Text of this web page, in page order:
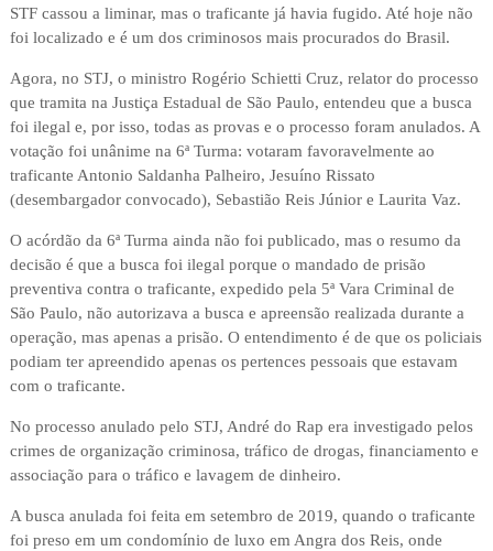
STF cassou a liminar, mas o traficante já havia fugido. Até hoje não
foi localizado e é um dos criminosos mais procurados do Brasil.
Agora, no STJ, o ministro Rogério Schietti Cruz, relator do processo
que tramita na Justiça Estadual de São Paulo, entendeu que a busca
foi ilegal e, por isso, todas as provas e o processo foram anulados. A
votação foi unânime na 6ª Turma: votaram favoravelmente ao
traficante Antonio Saldanha Palheiro, Jesuíno Rissato
(desembargador convocado), Sebastião Reis Júnior e Laurita Vaz.
O acórdão da 6ª Turma ainda não foi publicado, mas o resumo da
decisão é que a busca foi ilegal porque o mandado de prisão
preventiva contra o traficante, expedido pela 5ª Vara Criminal de
São Paulo, não autorizava a busca e apreensão realizada durante a
operação, mas apenas a prisão. O entendimento é de que os policiais
podiam ter apreendido apenas os pertences pessoais que estavam
com o traficante.
No processo anulado pelo STJ, André do Rap era investigado pelos
crimes de organização criminosa, tráfico de drogas, financiamento e
associação para o tráfico e lavagem de dinheiro.
A busca anulada foi feita em setembro de 2019, quando o traficante
foi preso em um condomínio de luxo em Angra dos Reis, onde